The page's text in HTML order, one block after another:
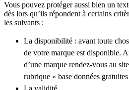
Vous pouvez protéger aussi bien un
dès lors qu’ils répondent à certains
les suivants :
La disponibilité : avant toute
de votre marque est disponible.
d’une marque rendez-vous au
rubrique « base données